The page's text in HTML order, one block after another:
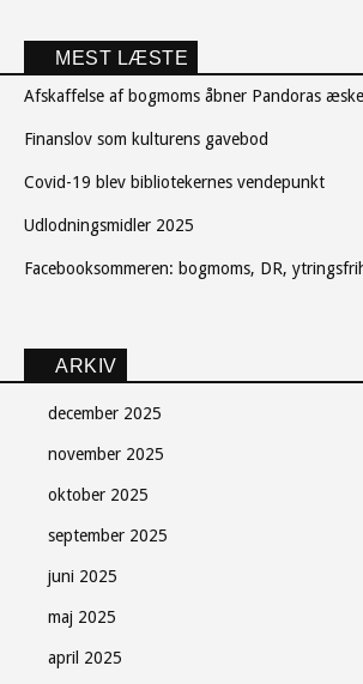
MEST LÆSTE
Afskaffelse af bogmoms åbner Pandoras æske
Finanslov som kulturens gavebod
Covid-19 blev bibliotekernes vendepunkt
Udlodningsmidler 2025
Facebooksommeren: bogmoms, DR,
ARKIV
december 2025
november 2025
oktober 2025
september 2025
juni 2025
maj 2025
april 2025